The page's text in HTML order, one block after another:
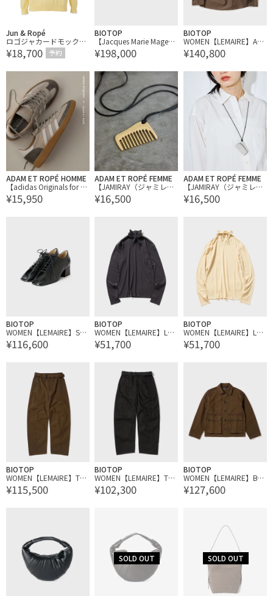
Jun & Ropé
ロゴジャカードモックセ
ーター
¥18,700 予約
BIOTOP
【Jacques Marie Mage】
ASPEN
¥198,000
BIOTOP
WOMEN【LEMAIRE】ASC
OT BLOUSE
¥140,800
ADAM ET ROPÉ HOMME
【adidas Originals for A
DAM ET ROPE'】HANDBA
LL SPEZIAL
¥15,950
ADAM ET ROPÉ FEMME
【JAMIRAY（ジャミレ
イ）】COMB CORD N/C
¥16,500
ADAM ET ROPÉ FEMME
【JAMIRAY（ジャミレ
イ）】COMB CORD N/C
¥16,500
BIOTOP
WOMEN【LEMAIRE】SO
URIS CLASSIC DERBIES 5
¥116,600
BIOTOP
WOMEN【LEMAIRE】LO
NG SLEEVE FOULARD TO
¥51,700
BIOTOP
WOMEN【LEMAIRE】LO
NG SLEEVE FOULARD TO
¥51,700
BIOTOP
WOMEN【LEMAIRE】TWI
STED BELTED PANTS
¥115,500
BIOTOP
WOMEN【LEMAIRE】TWI
STED BELTED PANTS
¥102,300
BIOTOP
WOMEN【LEMAIRE】BO
XY JACKET
¥127,600